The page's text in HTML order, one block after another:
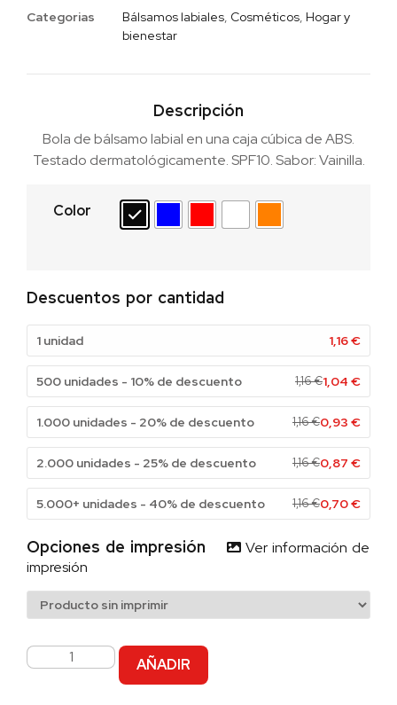
Categorias
Bálsamos labiales, Cosméticos, Hogar y
bienestar
Descripción
Bola de bálsamo labial en una caja cúbica de ABS.
Testado dermatológicamente. SPF10. Sabor: Vainilla.
Color
Descuentos por cantidad
1 unidad 1,16€
500 unidades - 10% de descuento 1,16€1,04 €
1.000 unidades - 20% de descuento 1,16€0,93 €
2.000 unidades - 25% de descuento 1,16€0,87 €
5.000+ unidades - 40% de descuento 1,16€0,70€
Opciones de impresión
Ver información de
impresión
AÑADIR